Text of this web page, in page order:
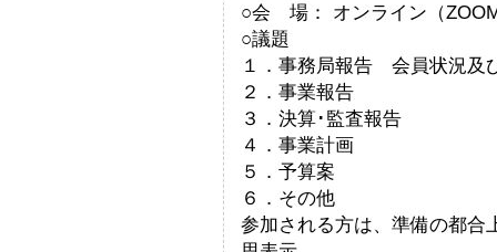
○会 場： オンライン（
○議題
１．事務局報告 会員状況及
２．事業報告
３．決算･監査報告
４．事業計画
５．予算案
６．その他
参加される方は、準備の都合